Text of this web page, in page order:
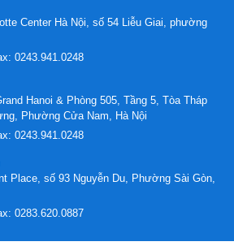
Center Hà Nội, số 54 Liễu Giai, phường
0243.941.0248
Hanoi & Phòng 505, Tầng 5, Tòa Tháp
Phường Cửa Nam, Hà Nội
0243.941.0248
Place, số 93 Nguyễn Du, Phường Sài Gòn,
0283.620.0887